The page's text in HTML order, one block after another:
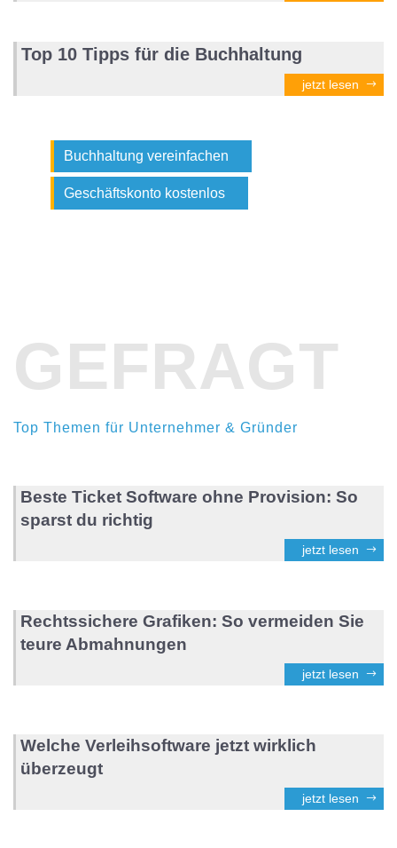
Top 10 Tipps für die Buchhaltung
jetzt lesen
Buchhaltung vereinfachen
Geschäftskonto kostenlos
GEFRAGT
Top Themen für Unternehmer & Gründer
Beste Ticket Software ohne Provision: So
sparst du richtig
jetzt lesen
Rechtssichere Grafiken: So vermeiden Sie
teure Abmahnungen
jetzt lesen
Welche Verleihsoftware jetzt wirklich
überzeugt
jetzt lesen